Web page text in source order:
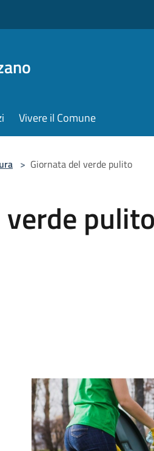
Vivere il Comune
> Giornata del verde pulito
pulito